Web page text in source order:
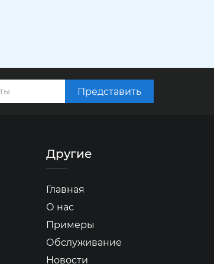
Представить
Другие
Главная
О нас
Примеры
Обслуживание
Новости